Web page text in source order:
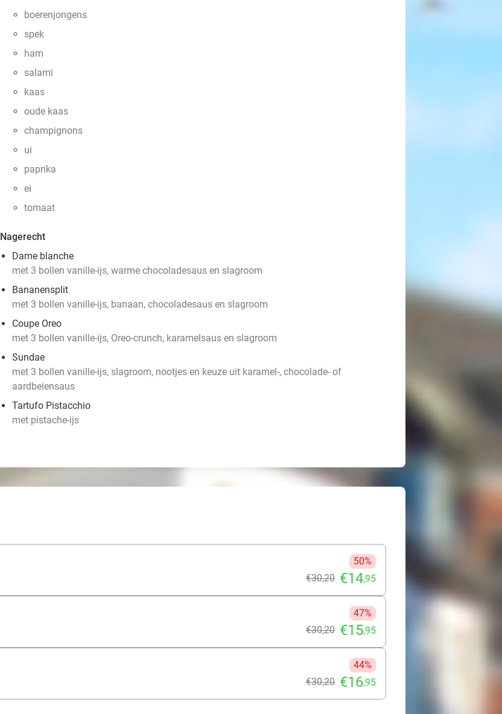
boerenjongens
spek
ham
salami
kaas
oude kaas
champignons
ui
paprika
ei
tomaat
Nagerecht
Dame blanche
met 3 bollen vanille-ijs, warme chocoladesaus en slagroom
Bananensplit
met 3 bollen vanille-ijs, banaan, chocoladesaus en slagroom
Coupe Oreo
met 3 bollen vanille-ijs, Oreo-crunch, karamelsaus en slagroom
Sundae
met 3 bollen vanille-ijs, slagroom, nootjes en keuze uit karamel-, chocolade- of
aardbeiensaus
Tartufo Pistacchio
met pistache-ijs
50%
€30,20 €14,95
47%
€30,20 €15,95
44%
€30,20 €16,95